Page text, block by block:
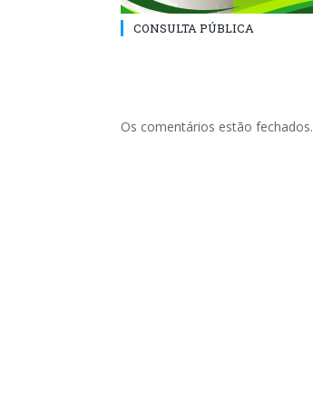
CONSULTA PÚBLICA
Os comentários estão fechados.